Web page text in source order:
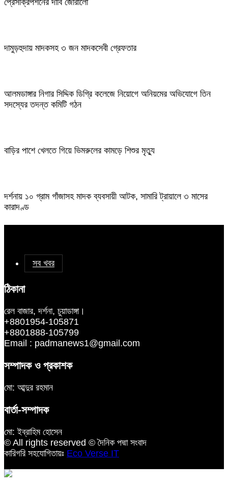
প্রেসক্রিপশনের দাবি জোরালো
দামুড়হুদায় মাদকসহ ৩ জন মাদকসেবী গ্রেফতার
আলমডাঙ্গার নিগার সিদ্দিক ডিগ্রি কলেজে নিয়োগে অনিয়মের অভিযোগে তিন
সদস্যের তদন্ত কমিটি গঠন
বাড়ির পাশে খেলতে গিয়ে ভিমরুলের কামড়ে শিশুর মৃত্যু
দর্শনায় ১০ গ্রাম গাঁজাসহ মাদক ব্যবসায়ী আটক, সামারি ট্রায়ালে ৩ মাসের
কারাদণ্ড
সব খবর
ঠিকানা
রেল বাজার, দর্শনা, চুয়াডাঙ্গা।
+8801954-105871
+8801888-105799
Email : padmanews1@gmail.com
সম্পাদক ও প্রকাশক
মো: আব্দুর রহমান
বার্তা-সম্পাদক
মো: ইব্রাহিম হোসেন
© All rights reserved © দৈনিক পদ্মা সংবাদ
কারিগরি সহযোগিতায়ঃ Eco Verse IT